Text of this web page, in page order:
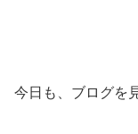
今日も、ブログを